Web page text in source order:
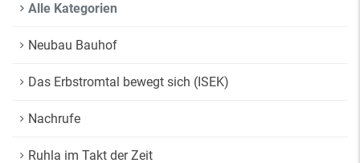
Alle Kategorien
Neubau Bauhof
Das Erbstromtal bewegt sich (ISEK)
Nachrufe
Ruhla im Takt der Zeit